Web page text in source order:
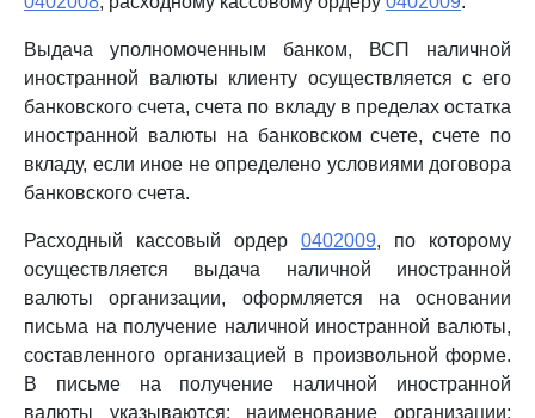
Выдача уполномоченным банком, ВСП наличной
иностранной валюты клиенту осуществляется с его
банковского счета, счета по вкладу в пределах остатка
иностранной валюты на банковском счете, счете по
вкладу, если иное не определено условиями договора
банковского счета.
Расходный кассовый ордер 0402009, по которому
осуществляется выдача наличной иностранной
валюты организации, оформляется на основании
письма на получение наличной иностранной валюты,
составленного организацией в произвольной форме.
В письме на получение наличной иностранной
валюты указываются: наименование организации;